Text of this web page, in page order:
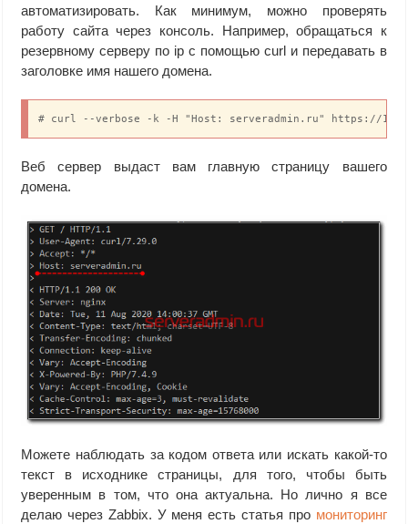
автоматизировать. Как минимум, можно проверять
работу сайта через консоль. Например, обращаться к
резервному серверу по ip с помощью curl и передавать в
заголовке имя нашего домена.
# curl --verbose -k -H "Host: serveradmin.ru" https://
Веб сервер выдаст вам главную страницу вашего
домена.
Можете наблюдать за кодом ответа или искать какой-то
текст в исходнике страницы, для того, чтобы быть
уверенным в том, что она актуальна. Но лично я все
делаю через Zabbix. У меня есть статья про мониторинг